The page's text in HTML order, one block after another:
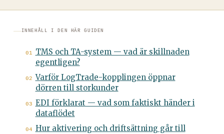
INNEHÅLL I DEN HÄR GUIDEN
01
TMS och TA-system — vad är skillnaden
egentligen?
02 Varför LogTrade-kopplingen öppnar
dörren till storkunder
03 EDI förklarat — vad som faktiskt händer i
dataflödet
04 Hur aktivering och driftsättning går till